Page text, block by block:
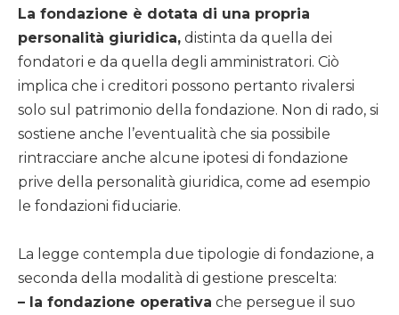
La fondazione è dotata di una propria
personalità giuridica, distinta da quella dei
fondatori e da quella degli amministratori. Ciò
implica che i creditori possono pertanto rivalersi
solo sul patrimonio della fondazione. Non di rado, si
sostiene anche l’eventualità che sia possibile
rintracciare anche alcune ipotesi di fondazione
prive della personalità giuridica, come ad esempio
le fondazioni fiduciarie.
La legge contempla due tipologie di fondazione, a
seconda della modalità di gestione prescelta:
– la fondazione operativa che persegue il suo